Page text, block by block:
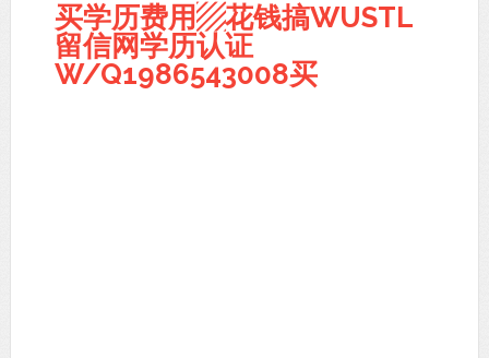
买学历费用▨花钱搞WUSTL
留信网学历认证
W/Q1986543008买